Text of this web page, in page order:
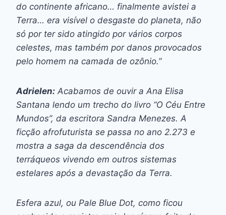
do continente africano… finalmente avistei a
Terra… era visível o desgaste do planeta, não
só por ter sido atingido por vários corpos
celestes, mas também por danos provocados
pelo homem na camada de ozônio.”
Adrielen: Acabamos de ouvir a Ana Elisa
Santana lendo um trecho do livro “O Céu Entre
Mundos”, da escritora Sandra Menezes. A
ficção afrofuturista se passa no ano 2.273 e
mostra a saga da descendência dos
terráqueos vivendo em outros sistemas
estelares após a devastação da Terra.
Esfera azul, ou Pale Blue Dot, como ficou